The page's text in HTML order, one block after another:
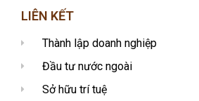
LIÊN KẾT
Thành lập doanh nghiệp
Đầu tư nước ngoài
Sở hữu trí tuệ